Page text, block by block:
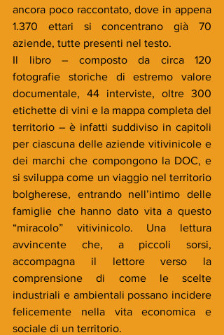
ancora poco raccontato, dove in appena
1.370 ettari si concentrano già 70
aziende, tutte presenti nel testo.
Il libro – composto da circa 120
fotografie storiche di estremo valore
documentale, 44 interviste, oltre 300
etichette di vini e la mappa completa del
territorio – è infatti suddiviso in capitoli
per ciascuna delle aziende vitivinicole e
dei marchi che compongono la DOC, e
si sviluppa come un viaggio nel territorio
bolgherese, entrando nell’intimo delle
famiglie che hanno dato vita a questo
“miracolo” vitivinicolo. Una lettura
avvincente che, a piccoli sorsi,
accompagna il lettore verso la
comprensione di come le scelte
industriali e ambientali possano incidere
felicemente nella vita economica e
sociale di un territorio.